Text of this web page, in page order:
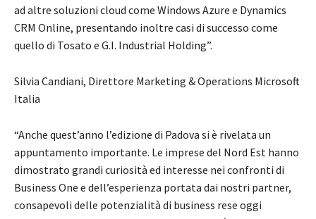
ad altre soluzioni cloud come Windows Azure e Dynamics
CRM Online, presentando inoltre casi di successo come
quello di Tosato e G.I. Industrial Holding”.
Silvia Candiani, Direttore Marketing & Operations Microsoft
Italia
“Anche quest’anno l’edizione di Padova si è rivelata un
appuntamento importante. Le imprese del Nord Est hanno
dimostrato grandi curiosità ed interesse nei confronti di
Business One e dell’esperienza portata dai nostri partner,
consapevoli delle potenzialità di business rese oggi